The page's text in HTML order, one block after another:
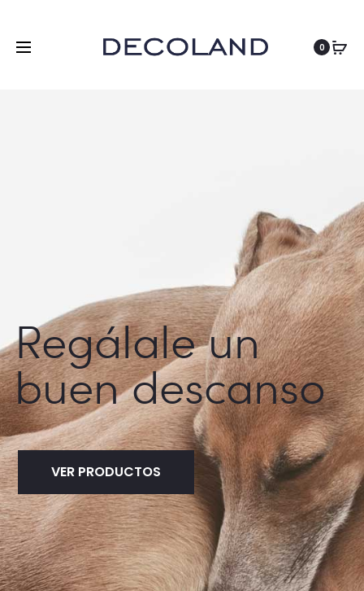
0
Regálale un
buen descanso
VER PRODUCTOS